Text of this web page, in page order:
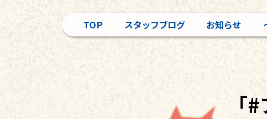
TOP スタッフブログ お知らせ
「